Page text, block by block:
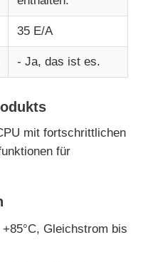
35 E/A
- Ja, das ist es.
mit fortschrittlichen
für
Gleichstrom bis